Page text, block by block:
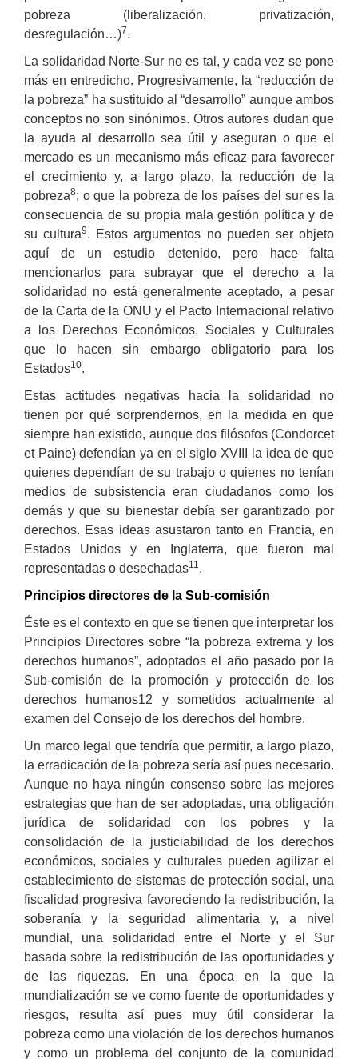
pobreza (liberalización, privatización,
desregulación…)7.
La solidaridad Norte-Sur no es tal, y cada vez se pone
más en entredicho. Progresivamente, la “reducción de
la pobreza” ha sustituido al “desarrollo” aunque ambos
conceptos no son sinónimos. Otros autores dudan que
la ayuda al desarrollo sea útil y aseguran o que el
mercado es un mecanismo más eficaz para favorecer
el crecimiento y, a largo plazo, la reducción de la
pobreza8; o que la pobreza de los países del sur es la
consecuencia de su propia mala gestión política y de
su cultura9. Estos argumentos no pueden ser objeto
aquí de un estudio detenido, pero hace falta
mencionarlos para subrayar que el derecho a la
solidaridad no está generalmente aceptado, a pesar
de la Carta de la ONU y el Pacto Internacional relativo
a los Derechos Económicos, Sociales y Culturales
que lo hacen sin embargo obligatorio para los
Estados10.
Estas actitudes negativas hacia la solidaridad no
tienen por qué sorprendernos, en la medida en que
siempre han existido, aunque dos filósofos (Condorcet
et Paine) defendían ya en el siglo XVIII la idea de que
quienes dependían de su trabajo o quienes no tenían
medios de subsistencia eran ciudadanos como los
demás y que su bienestar debía ser garantizado por
derechos. Esas ideas asustaron tanto en Francia, en
Estados Unidos y en Inglaterra, que fueron mal
representadas o desechadas11.
Principios directores de la Sub-comisión
Éste es el contexto en que se tienen que interpretar los
Principios Directores sobre “la pobreza extrema y los
derechos humanos”, adoptados el año pasado por la
Sub-comisión de la promoción y protección de los
derechos humanos12 y sometidos actualmente al
examen del Consejo de los derechos del hombre.
Un marco legal que tendría que permitir, a largo plazo,
la erradicación de la pobreza sería así pues necesario.
Aunque no haya ningún consenso sobre las mejores
estrategias que han de ser adoptadas, una obligación
jurídica de solidaridad con los pobres y la
consolidación de la justiciabilidad de los derechos
económicos, sociales y culturales pueden agilizar el
establecimiento de sistemas de protección social, una
fiscalidad progresiva favoreciendo la redistribución, la
soberanía y la seguridad alimentaria y, a nivel
mundial, una solidaridad entre el Norte y el Sur
basada sobre la redistribución de las oportunidades y
de las riquezas. En una época en la que la
mundialización se ve como fuente de oportunidades y
riesgos, resulta así pues muy útil considerar la
pobreza como una violación de los derechos humanos
y como un problema del conjunto de la comunidad